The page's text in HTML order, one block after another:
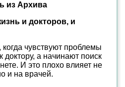
из Архива
и докторов, и
чувствуют проблемы
доктору, а начинают поиск
И это плохо влияет не
и на врачей.